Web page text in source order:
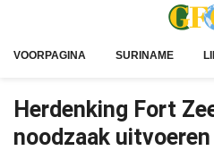
VOORPAGINA SURINAME
Herdenking Fort
noodzaak